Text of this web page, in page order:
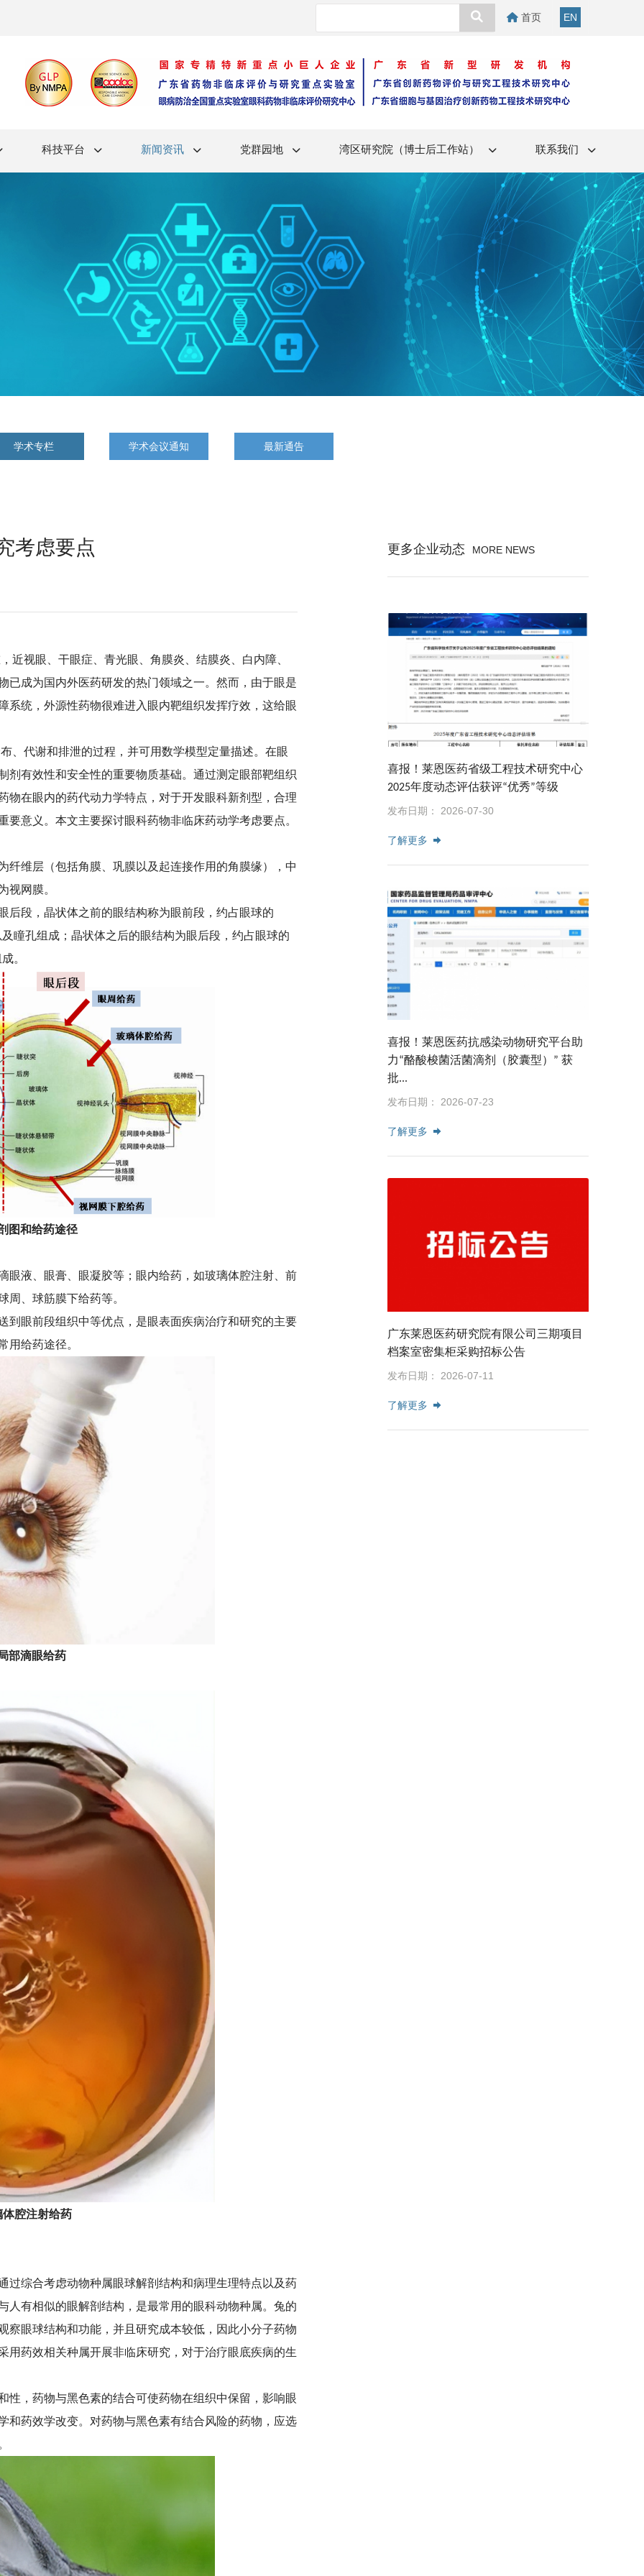
首页 EN
科技平台 新闻资讯 党群园地 湾区研究院（博士后工作站） 联系我们
学术专栏 学术会议通知 最新通告
考虑要点
视眼、干眼症、青光眼、角膜炎、结膜炎、白内障、
已成为国内外医药研发的热门领域之一。然而，由于眼是
系统，外源性药物很难进入眼内靶组织发挥疗效，这给眼
代谢和排泄的过程，并可用数学模型定量描述。在眼
剂有效性和安全性的重要物质基础。通过测定眼部靶组织
物在眼内的药代动力学特点，对于开发眼科新剂型，合理
意义。本文主要探讨眼科药物非临床药动学考虑要点。
纤维层（包括角膜、巩膜以及起连接作用的角膜缘），中
视网膜。
后段，晶状体之前的眼结构称为眼前段，约占眼球的
瞳孔组成；晶状体之后的眼结构为眼后段，约占眼球的
。
图和给药途径
眼液、眼膏、眼凝胶等；眼内给药，如玻璃体腔注射、前
周、球筋膜下给药等。
到眼前段组织中等优点，是眼表面疾病治疗和研究的主要
用给药途径。
部滴眼给药
体腔注射给药
过综合考虑动物种属眼球解剖结构和病理生理特点以及药
人有相似的眼解剖结构，是最常用的眼科动物种属。兔的
察眼球结构和功能，并且研究成本较低，因此小分子药物
用药效相关种属开展非临床研究，对于治疗眼底疾病的生
性，药物与黑色素的结合可使药物在组织中保留，影响眼
和药效学改变。对药物与黑色素有结合风险的药物，应选
更多企业动态 MORE NEWS
喜报！莱恩医药省级工程技术研究中心
2025年度动态评估获评“优秀”等级
发布日期： 2026-07-30
了解更多
喜报！莱恩医药抗感染动物研究平台助
力“酪酸梭菌活菌滴剂（胶囊型）” 获
批...
发布日期： 2026-07-23
了解更多
广东莱恩医药研究院有限公司三期项目
档案室密集柜采购招标公告
发布日期： 2026-07-11
了解更多